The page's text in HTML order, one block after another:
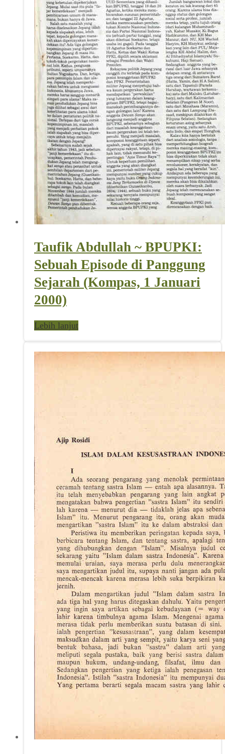
Taufik Abdullah ~ BPUPKI:
Sebuah Episode di Panggung
Sejarah (Kompas, 1 Januari
2000)
Lebih lanjut